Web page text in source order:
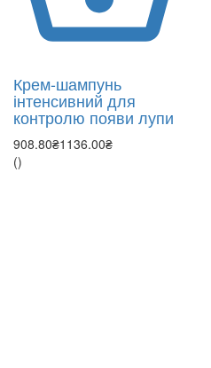
Крем-шампунь
інтенсивний для
контролю появи лупи
908.80₴1136.00₴
()